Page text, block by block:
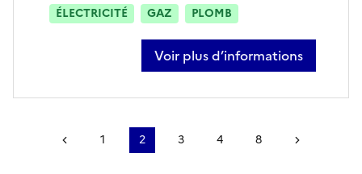
ÉLECTRICITÉ
GAZ PLOMB
Voir plus d’informations
sur thierry jacquet
Page précédente
1 2 3 4 8